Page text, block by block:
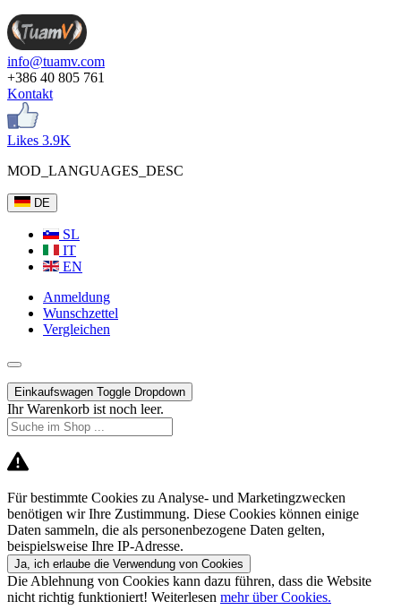
info@tuamv.com
+386 40 805 761
Kontakt
Likes 3.9K
MOD_LANGUAGES_DESC
DE
SL
IT
EN
Anmeldung
Wunschzettel
Vergleichen
Einkaufswagen Toggle Dropdown
Ihr Warenkorb ist noch leer.
Für bestimmte Cookies zu Analyse- und Marketingzwecken
benötigen wir Ihre Zustimmung. Diese Cookies können einige
Daten sammeln, die als personenbezogene Daten gelten,
beispielsweise Ihre IP-Adresse.
Ja, ich erlaube die Verwendung von Cookies
Die Ablehnung von Cookies kann dazu führen, dass die Website
nicht richtig funktioniert! Weiterlesen mehr über Cookies.